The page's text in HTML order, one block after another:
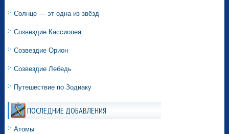
Солнце — эт одна из звёзд
Созвездие Кассиопея
Созвездие Орион
Созвездие Лебедь
Путешествие по Зодиаку
ПОСЛЕДНИЕ ДОБАВЛЕНИЯ
Атомы